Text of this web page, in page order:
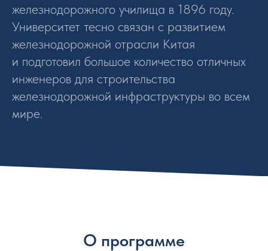
железнодорожного училища в 1896 году.
Университет тесно связан с развитием
железнодорожной отрасли Китая
и подготовил большое количество отличных
инженеров для строительства
железнодорожной инфраструктуры во всем
мире.
О программе